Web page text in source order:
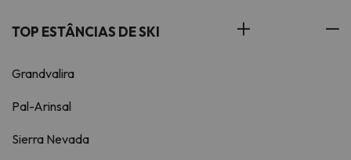
TOP ESTÂNCIAS DE SKI
Grandvalira
Pal-Arinsal
Sierra Nevada